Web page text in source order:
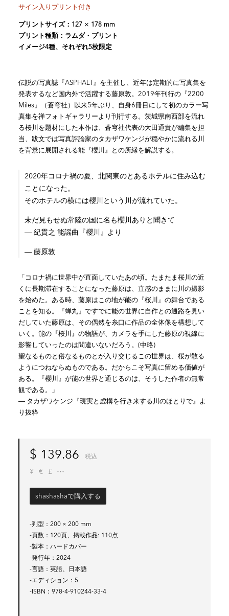
サイン入りプリント付き
プリントサイズ：127 × 178 mm
プリント種類：ラムダ・プリント
イメージ4種、それぞれ5枚限定
伝説の写真誌『ASPHALT』を主催し、近年は定期的に写真集を
発表するなど国内外で活躍する藤原敦。2019年刊行の『2200
Miles』（蒼穹社）以来5年ぶり、自身6冊目にして初のカラー写
真集を禅フォトギャラリーより刊行する。茨城県南西部を流れ
る桜川を題材にした本作は、蒼穹社代表の大田通貴が編集を担
当、跋文では写真評論家のタカザワケンジが穏やかに流れる川
を背景に展開される能『櫻川』との所縁を解説する。
2020年コロナ禍の夏、北関東のとあるホテルに住み込む
ことになった。
そのホテルの横には櫻川という川が流れていた。
未だ見もせぬ常陸の国に名も櫻川ありと聞きて
― 紀貫之 能謡曲『櫻川』より
― 藤原敦
「コロナ禍に世界中が直面していたあの頃。たまたま桜川の近
くに長期滞在することになった藤原は、直感のままに川の撮影
を始めた。ある時、藤原はこの地が能の『桜川』の舞台である
ことを知る。『蝉丸』ですでに能の世界に自作との通路を見い
だしていた藤原は、その偶然を糸口に作品の全体像を構想して
いく。能の『桜川』の物語が、カメラを手にした藤原の視線に
影響していったのは間違いないだろう。(中略)
聖なるものと俗なるものとが入り交じるこの世界は、桜が散る
ようにつねならぬものである。だからこそ写真に留める価値が
ある。『櫻川』が能の世界と通じるのは、そうした作者の無常
観である。」
― タカザワケンジ『現実と虚構を行き来する川のほとりで』よ
り抜粋
$ 139.86 税込
¥ € £
shashashaで購入する
-判型
200 × 200 mm
-頁数
120頁、掲載作品: 110点
-製本
ハードカバー
-発行年
2024
-言語
英語、日本語
-エディション
5
-ISBN
978-4-910244-33-4